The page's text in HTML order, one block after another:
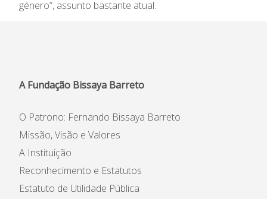
Notícias
género”, assunto bastante atual.
A Fundação Bissaya Barreto
O Patrono: Fernando Bissaya Barreto
Missão, Visão e Valores
A Instituição
Reconhecimento e Estatutos
Estatuto de Utilidade Pública